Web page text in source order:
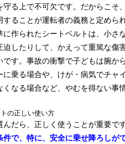
守る上で不可欠です。だからこそ
することが運転者の義務と定めら
に作られたシートベルトは、小さ
迫したりして、かえって重篤な傷
です。事故の衝撃で子どもは腕か
に乗る場合や、けが・病気でチャ
くなる場合など、やむを得ない事
の正しい使い方
だら、正しく使うことが重要です
件で、特に、安全に乗せ降ろしが